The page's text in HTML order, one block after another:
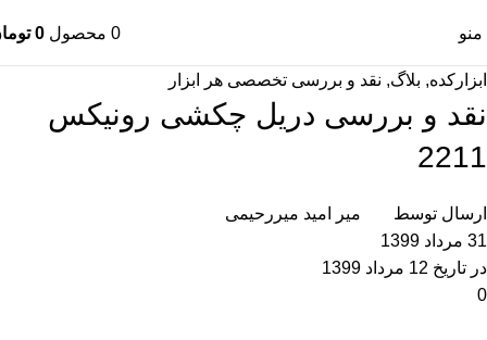
منو 0 محصول 0
ابزارکده, بلاگ, نقد و بررسی تخصصی هر ابزار
نقد و بررسی دریل چکشی رونیکس
2211
ارسال توسط
میر امید میررحیمی
31 مرداد 1399
در تاریخ 12 مرداد 1399
0